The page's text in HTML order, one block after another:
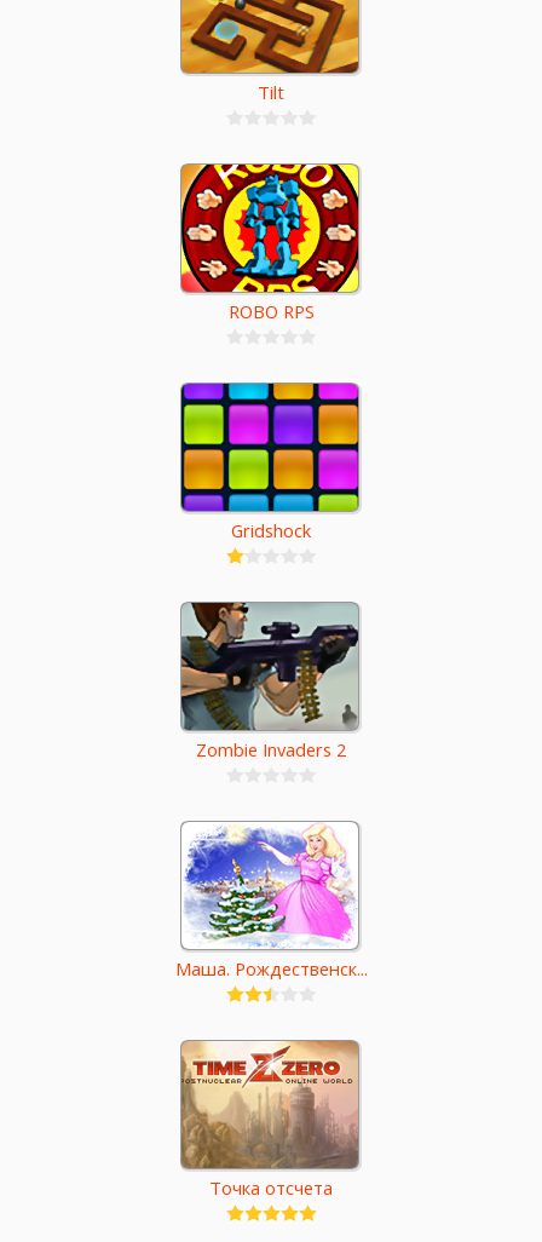
Tilt
ROBO RPS
Gridshock
Zombie Invaders 2
Маша. Рождественск...
Точка отсчета